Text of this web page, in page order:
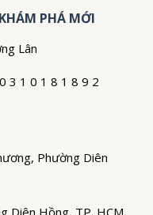
PHÁ MỚI
Lân
0 3 1 0 1 8 1 8 9 2
Phường Diên